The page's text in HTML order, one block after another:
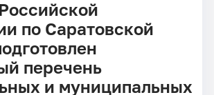
по Саратовской
перечень
и муниципальных